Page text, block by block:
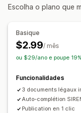
Escolha o plano que
Basique
$2.99/ mês
ou $29/ano e poupe 19%
Funcionalidades
3 documents légaux
Auto-complétion
Publication en 1 clic